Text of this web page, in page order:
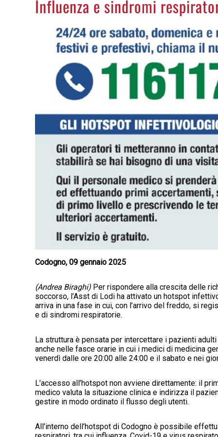
Influenza e sindromi
Codogno, 09 gennaio 2025
(Andrea Biraghi) Per rispondere alla crescita delle
soccorso, l’Asst di Lodi ha attivato un hotspot
arriva in una fase in cui, con l’arrivo del freddo, si
e di sindromi respiratorie.
La struttura è pensata per intercettare i pazienti
anche nelle fasce orarie in cui i medici di medicina
venerdì dalle ore 20:00 alle 24:00 e il sabato e nei
L’accesso all’hotspot non avviene direttamente: il
medico valuta la situazione clinica e indirizza il
gestire in modo ordinato il flusso degli utenti.
All’interno dell’hotspot di Codogno è possibile